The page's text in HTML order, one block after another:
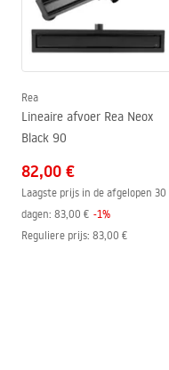
Installatie
Hoogte (mm)
Garantie
Easy Clean-coating
Instrukcja montażu
Rea
Lineaire afvoer Rea Neox
Black 90
82,00 €
Laagste prijs in de afgelopen 30
dagen: 83,00 € -1%
Reguliere prijs: 83,00 €